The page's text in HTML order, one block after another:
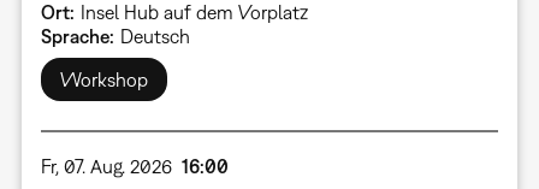
Ort
Insel Hub auf dem Vorplatz
Sprache
Deutsch
Workshop
Fr, 07. Aug. 2026 16:00